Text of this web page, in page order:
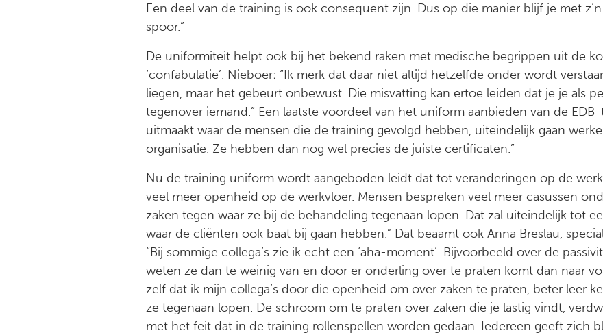
Een deel van de training is ook consequent zijn. Dus op die manier blijf je met
spoor.”
De uniformiteit helpt ook bij het bekend raken met medische begrippen uit de
‘confabulatie’. Nieboer: “Ik merk dat daar niet altijd hetzelfde onder wordt
liegen, maar het gebeurt onbewust. Die misvatting kan ertoe leiden dat je je als
tegenover iemand.” Een laatste voordeel van het uniform aanbieden van de
uitmaakt waar de mensen die de training gevolgd hebben, uiteindelijk gaan
organisatie. Ze hebben dan nog wel precies de juiste certificaten.”
Nu de training uniform wordt aangeboden leidt dat tot veranderingen op de
veel meer openheid op de werkvloer. Mensen bespreken veel meer casussen
zaken tegen waar ze bij de behandeling tegenaan lopen. Dat zal uiteindelijk tot
waar de cliënten ook baat bij gaan hebben.” Dat beaamt ook Anna Breslau,
“Bij sommige collega’s zie ik echt een ‘aha-moment’. Bijvoorbeeld over de
weten ze dan te weinig van en door er onderling over te praten komt dan naar
zelf dat ik mijn collega’s door die openheid om over zaken te praten, beter leer
ze tegenaan lopen. De schroom om te praten over zaken die je lastig vindt,
met het feit dat in de training rollenspellen worden gedaan. Iedereen geeft zich